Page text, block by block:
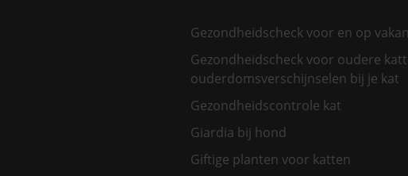
Gezondheidscheck voor en op
Gezondheidscheck voor oudere
ouderdomsverschijnselen bij je kat
Gezondheidscontrole kat
Giardia bij hond
Giftige planten voor katten